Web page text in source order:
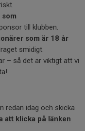
till klubben.
som är 18 år
smidigt.
– så det är viktigt att vi
redan idag och skicka
att klicka på länken